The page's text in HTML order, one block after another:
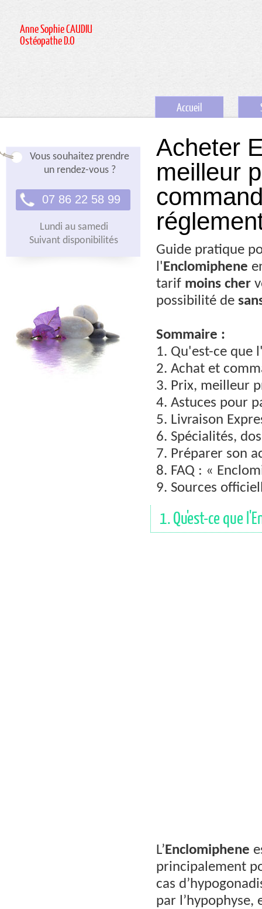
Anne Sophie CAUDIU
Ostéopathe D.O
Accueil
Vous souhaitez prendre
un rendez-vous ?
07 86 22 58 99
Lundi au samedi
Suivant disponibilités
Acheter
meilleur
Guide pratique
l'Enclomiphene
tarif moins cher
possibilité de
Sommaire :
1. Qu'est-ce que
2. Achat et
3. Prix, meilleur
4. Astuces pour
5. Livraison
6. Spécialités,
7. Préparer son
8. FAQ : «
9. Sources
1. Qu'est-ce que
L’Enclomiphene
principalement
cas
par